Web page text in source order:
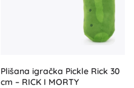
Plišana igračka Pickle Rick 30
cm – RICK I MORTY